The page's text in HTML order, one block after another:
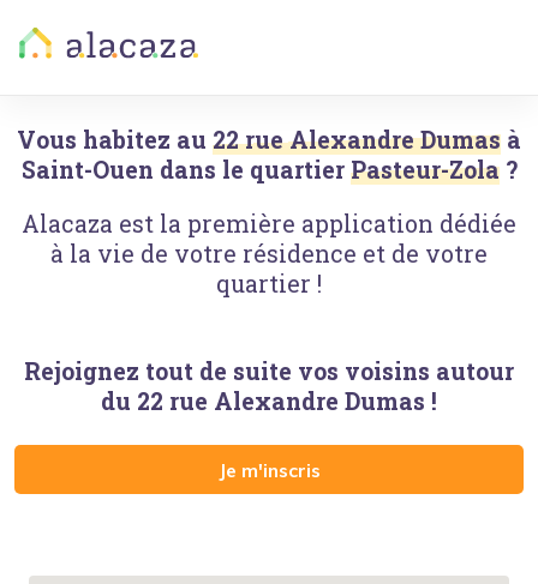
Vous habitez au 22 rue Alexandre Dumas à
Saint-Ouen dans le quartier Pasteur-Zola ?
Alacaza est la première application dédiée
à la vie de votre résidence et de votre
quartier !
Rejoignez tout de suite vos voisins autour
du 22 rue Alexandre Dumas !
Je m'inscris